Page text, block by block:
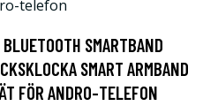
SMARTBAND
SMART ARMBAND
FÖR ANDRO-TELEFON